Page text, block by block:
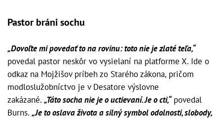
Pastor bráni sochu
„Dovoľte mi povedať to na rovinu: toto nie je zlaté teľa,“
povedal pastor neskôr vo vysielaní na platforme X. Ide o
odkaz na Mojžišov príbeh zo Starého zákona, pričom
modloslužobníctvo je v Desatore výslovne
zakázané. „Táto socha nie je o uctievaní. Je o cti,“povedal
Burns. „Je to oslava života a silný symbol odolnosti, slobody,